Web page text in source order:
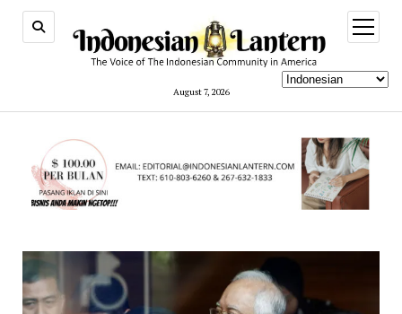
August 7, 2026
open
menu